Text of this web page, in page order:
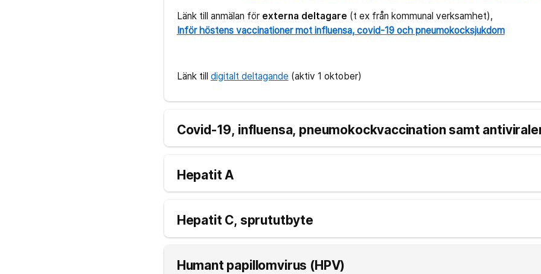
Länk till anmälan för externa deltagare (t ex från kommunal verksamhet),
Inför höstens vaccinationer mot influensa, covid-19 och pneumokocksjukdom
Länk till digitalt deltagande (aktiv 1 oktober)
Covid-19, influensa, pneumokockvaccination samt
Hepatit A
Hepatit C, sprututbyte
Humant papillomvirus (HPV)